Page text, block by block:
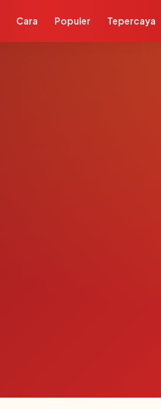
Cara Populer Tepercaya